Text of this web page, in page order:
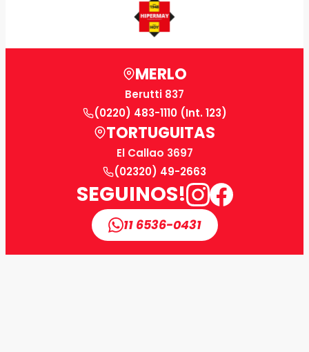
MERLO
Berutti 837
(0220) 483-1110 (Int. 123)
TORTUGUITAS
El Callao 3697
(02320) 49-2663
SEGUINOS!
11 6536-0431